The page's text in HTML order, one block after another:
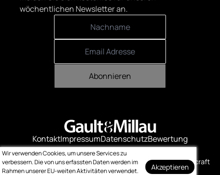
wöchentlichen Newsletter an.
Abonnieren
KontaktImpressumDatenschutzBewertung
Logo-Downloads
© Gault & Millau Made with ❤️ by bitcraft
Wir verwenden Cookies, um unsere Services zu
verbessern. Die von uns erfassten Daten werden im
Rahmen unserer EU-weiten Aktivitäten verwendet.
Akzeptieren